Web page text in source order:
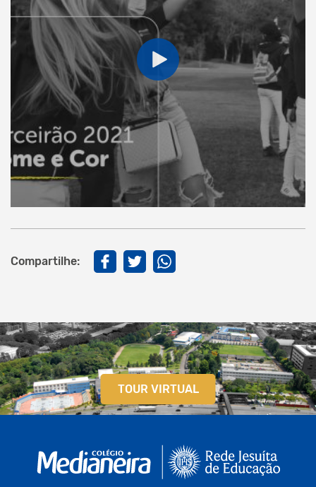
Compartilhe:
TOUR VIRTUAL